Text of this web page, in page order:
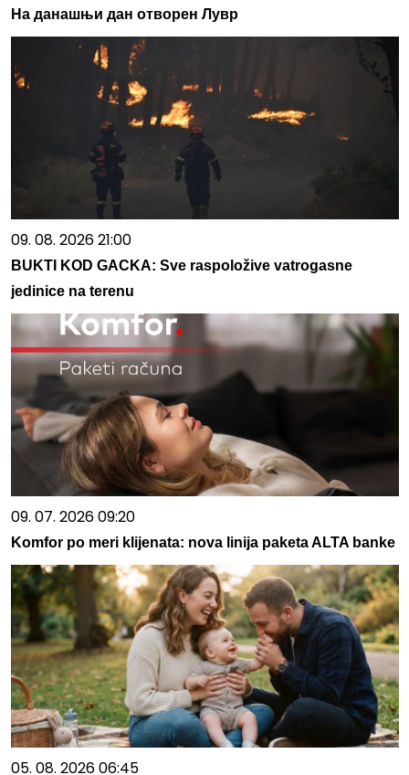
На данашњи дан отворен Лувр
09. 08. 2026 21:00
BUKTI KOD GACKA: Sve raspoložive vatrogasne
jedinice na terenu
09. 07. 2026 09:20
Komfor po meri klijenata: nova linija paketa ALTA banke
05. 08. 2026 06:45